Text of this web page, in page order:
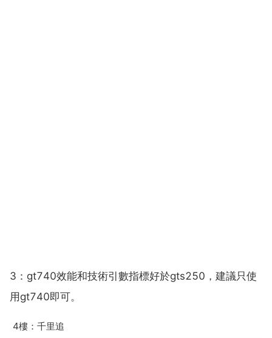
3：gt740效能和技術引數指標好於gts250，建議只使
用gt740即可。
4樓：千里追